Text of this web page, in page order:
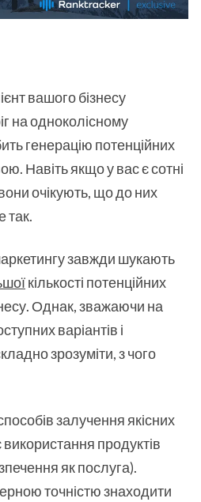
вашого бізнесу
на одноколісному
генерацію потенційних
Навіть якщо у вас є сотні
очікують, що до них
так.
завжди шукають
кількості потенційних
Однак, зважаючи на
варіантів і
зрозуміти, з чого
залучення якісних
використання продуктів
як послуга).
точністю знаходити